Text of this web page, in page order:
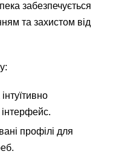
забезпечується
та захистом від
інтерфейс.
профілі для